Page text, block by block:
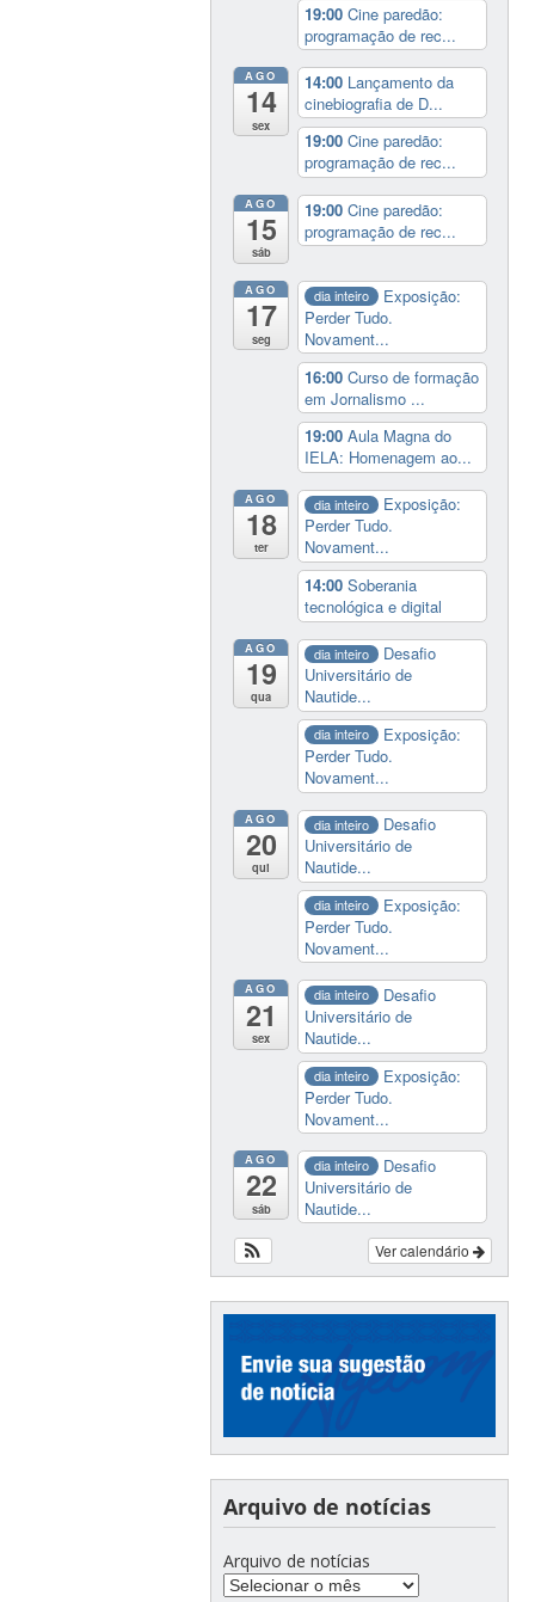
19:00Cine paredão:
programação de rec...
AGO
14
sex
14:00 Lançamento da
cinebiografia de D...
19:00Cine paredão:
programação de rec...
AGO
15
sáb
19:00Cine paredão:
programação de rec...
AGO
17
seg
dia inteiro
Exposição:
Perder Tudo.
Novament...
16:00Curso de formação
em Jornalismo ...
19:00Aula Magna do
IELA: Homenagem ao...
AGO
18
ter
dia inteiro
Exposição:
Perder Tudo.
Novament...
14:00Soberania
tecnológica e digital
AGO
19
qua
dia inteiro
Desafio
Universitário de
Nautide...
dia inteiro
Exposição:
Perder Tudo.
Novament...
AGO
20
qui
dia inteiro
Desafio
Universitário de
Nautide...
dia inteiro
Exposição:
Perder Tudo.
Novament...
AGO
21
sex
dia inteiro
Desafio
Universitário de
Nautide...
dia inteiro
Exposição:
Perder Tudo.
Novament...
AGO
22
sáb
dia inteiro
Desafio
Universitário de
Nautide...
Ver calendário
Arquivo de notícias
Arquivo de notícias